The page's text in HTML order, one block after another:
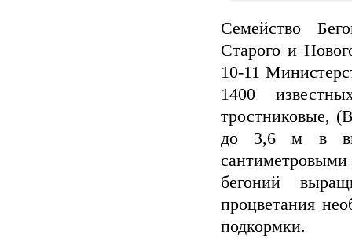
Семейство
Старого и
10-11
1400
тростниковые,
до 3,6 м в
бегоний
процветания
подкормки.